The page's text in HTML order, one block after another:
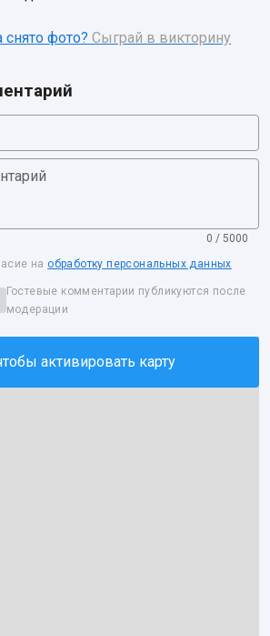
снято фото? Сыграй в викторину
0 / 5000
на обработку персональных данных
Гостевые комментарии публикуются после
модерации
активировать карту